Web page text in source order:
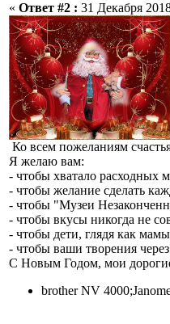
« Ответ #2 : 31 Декабря
Ко всем пожеланиям
Я желаю вам:
- чтобы хватало расходных
- чтобы желание сделать
- чтобы "Музеи
- чтобы вкусы никогда не
- чтобы дети, глядя как
- чтобы ваши творения
С Новым Годом, мои
brother NV